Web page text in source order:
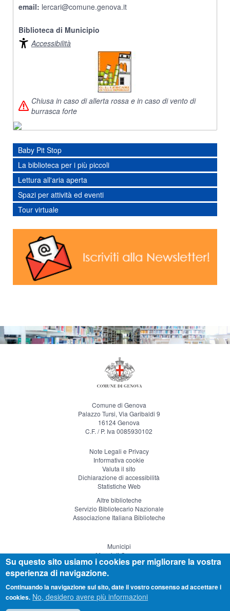
email: lercari@comune.genova.it
Biblioteca di Municipio
Accessibilità
Chiusa in caso di allerta rossa e in caso di vento di
burrasca forte
Baby Pit Stop
La biblioteca per i più piccoli
Lettura all'aria aperta
Spazi per attività ed eventi
Tour virtuale
Comune di Genova
Palazzo Tursi, Via Garibaldi 9
16124 Genova
C.F. / P. Iva 0085930102
Note Legali e Privacy
Informativa cookie
Valuta il sito
Dichiarazione di accessibilità
Statistiche Web
Altre biblioteche
Servizio Bibliotecario Nazionale
Associazione Italiana Biblioteche
Municipi
Musei di Genova
Genova Teatro
Visitgenoa
Su questo sito usiamo i cookies per migliorare la vostra
esperienza di navigazione.
Continuando la navigazione sul sito, date il vostro consenso ad accettare i
cookies. No, desidero avere più informazioni